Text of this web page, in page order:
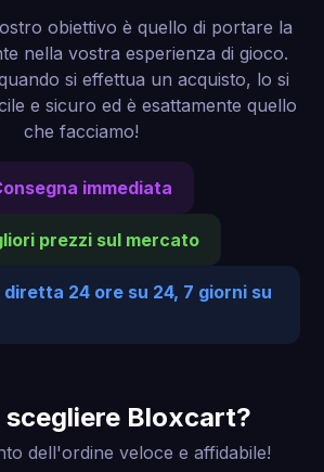
obiettivo è quello di portare la
nella vostra esperienza di gioco.
si effettua un acquisto, lo si
e sicuro ed è esattamente quello
che facciamo!
immediata
prezzi sul mercato
24 ore su 24, 7 giorni su
scegliere Bloxcart?
dell'ordine veloce e affidabile!